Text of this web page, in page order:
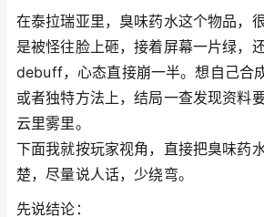
在泰拉瑞亚里，臭味药水这个物品，
是被怪往脸上砸，接着屏幕一片绿，
debuff，心态直接崩一半。想自己合
或者独特方法上，结局一查发现资料
云里雾里。
下面我就按玩家视角，直接把臭味药
楚，尽量说人话，少绕弯。
先说结论：